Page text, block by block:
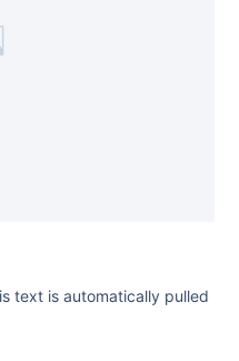
text is automatically pulled